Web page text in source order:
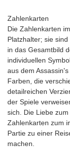
Zahlenkarten
Die Zahlenkarten
Platzhalter; sie
in das Gesamtbild
individuellen
aus dem
Farben, die
detailreichen
der Spiele
sich. Die Liebe
Zahlenkarten zum
Partie zu einer
machen.